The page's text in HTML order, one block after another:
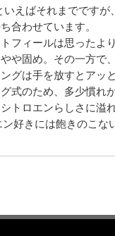
えばそれまでですが
合わせています。
フィールは思ったよ
や固め。その一方で
グは手を放すとアッ
式のため、多少慣れ
トロエンらしさに溢
好きには飽きのこな